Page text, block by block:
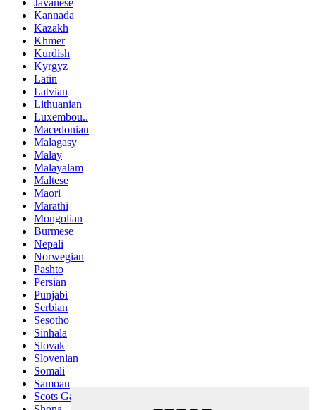
Javanese
Kannada
Kazakh
Khmer
Kurdish
Kyrgyz
Latin
Latvian
Lithuanian
Luxembou..
Macedonian
Malagasy
Malay
Malayalam
Maltese
Maori
Marathi
Mongolian
Burmese
Nepali
Norwegian
Pashto
Persian
Punjabi
Serbian
Sesotho
Sinhala
Slovak
Slovenian
Somali
Samoan
Scots Gaelic